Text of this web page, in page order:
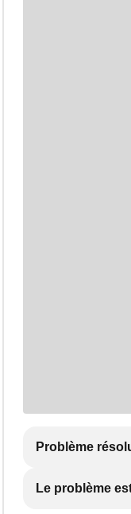
Problème
Le problème